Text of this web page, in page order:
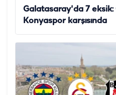
Galatasaray'da 7 eksik:
Konyaspor karşısında